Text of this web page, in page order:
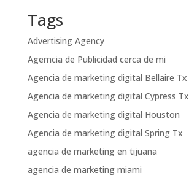
Tags
Advertising Agency
Agemcia de Publicidad cerca de mi
Agencia de marketing digital Bellaire Tx
Agencia de marketing digital Cypress Tx
Agencia de marketing digital Houston
Agencia de marketing digital Spring Tx
agencia de marketing en tijuana
agencia de marketing miami